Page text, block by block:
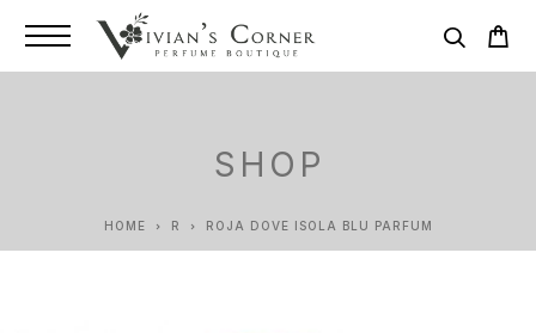
SHOP
HOME R ROJA DOVE ISOLA BLU PARFUM